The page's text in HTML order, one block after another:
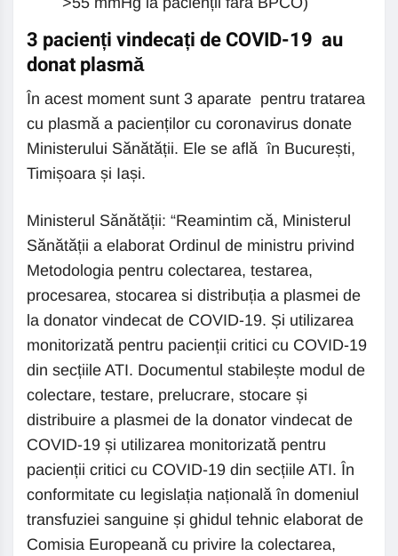
3 pacienți vindecați de COVID-19 au
donat plasmă
În acest moment sunt 3 aparate pentru tratarea
cu plasmă a pacienților cu coronavirus donate
Ministerului Sănătății. Ele se află în București,
Timișoara și Iași.
Ministerul Sănătății: “Reamintim că, Ministerul
Sănătății a elaborat Ordinul de ministru privind
Metodologia pentru colectarea, testarea,
procesarea, stocarea si distribuția a plasmei de
la donator vindecat de COVID-19. Și utilizarea
monitorizată pentru pacienții critici cu COVID-19
din secțiile ATI. Documentul stabilește modul de
colectare, testare, prelucrare, stocare și
distribuire a plasmei de la donator vindecat de
COVID-19 și utilizarea monitorizată pentru
pacienții critici cu COVID-19 din secțiile ATI. În
conformitate cu legislația națională în domeniul
transfuziei sanguine și ghidul tehnic elaborat de
Comisia Europeană cu privire la colectarea,